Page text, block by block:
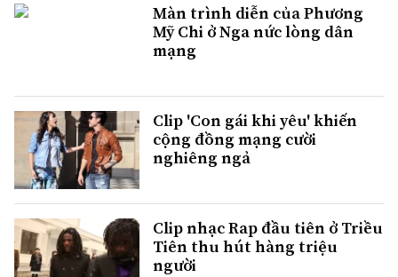
Màn trình diễn của Phương
Mỹ Chi ở Nga nức lòng dân
mạng
Clip 'Con gái khi yêu' khiến
cộng đồng mạng cười
nghiêng ngả
Clip nhạc Rap đầu tiên ở Triều
Tiên thu hút hàng triệu
người